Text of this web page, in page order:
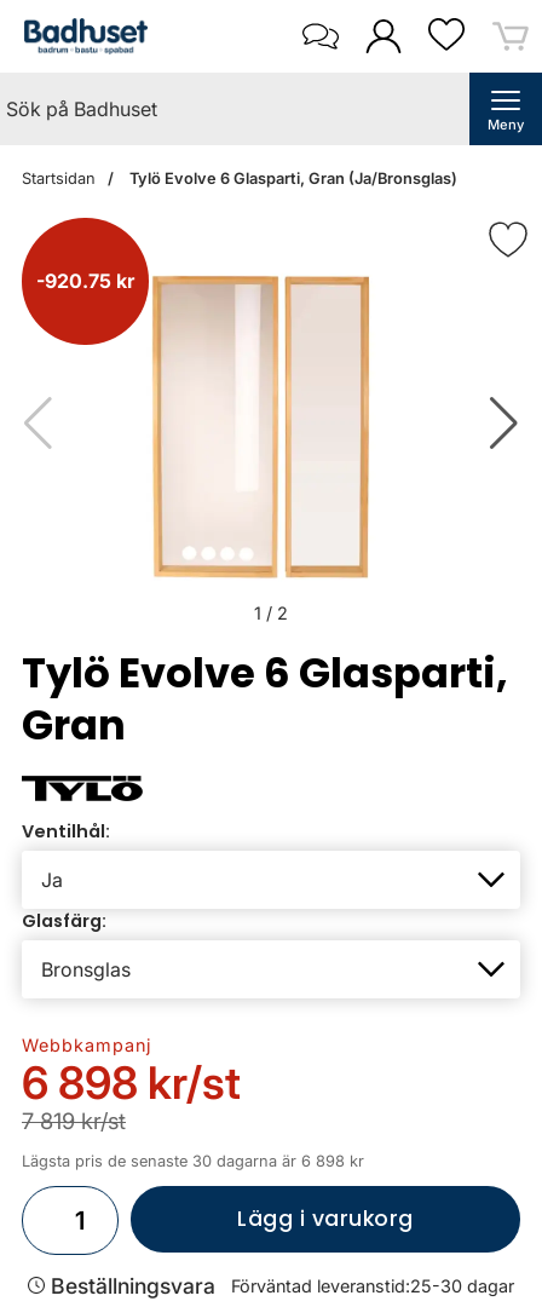
Meny
Startsidan Tylö Evolve 6 Glasparti, Gran (Ja/Bronsglas)
-920.75 kr
1 / 2
Tylö Evolve 6 Glasparti,
Gran
Ventilhål:
Glasfärg:
Webbkampanj
6 898 kr/st
7 819 kr/st
Lägsta pris de senaste 30 dagarna är 6 898 kr
Lägg i varukorg
Beställningsvara Förväntad leveranstid:25-30 dagar